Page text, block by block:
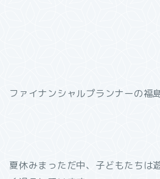
ファイナンシャルプランナーの福
夏休みまっただ中、子どもたちは